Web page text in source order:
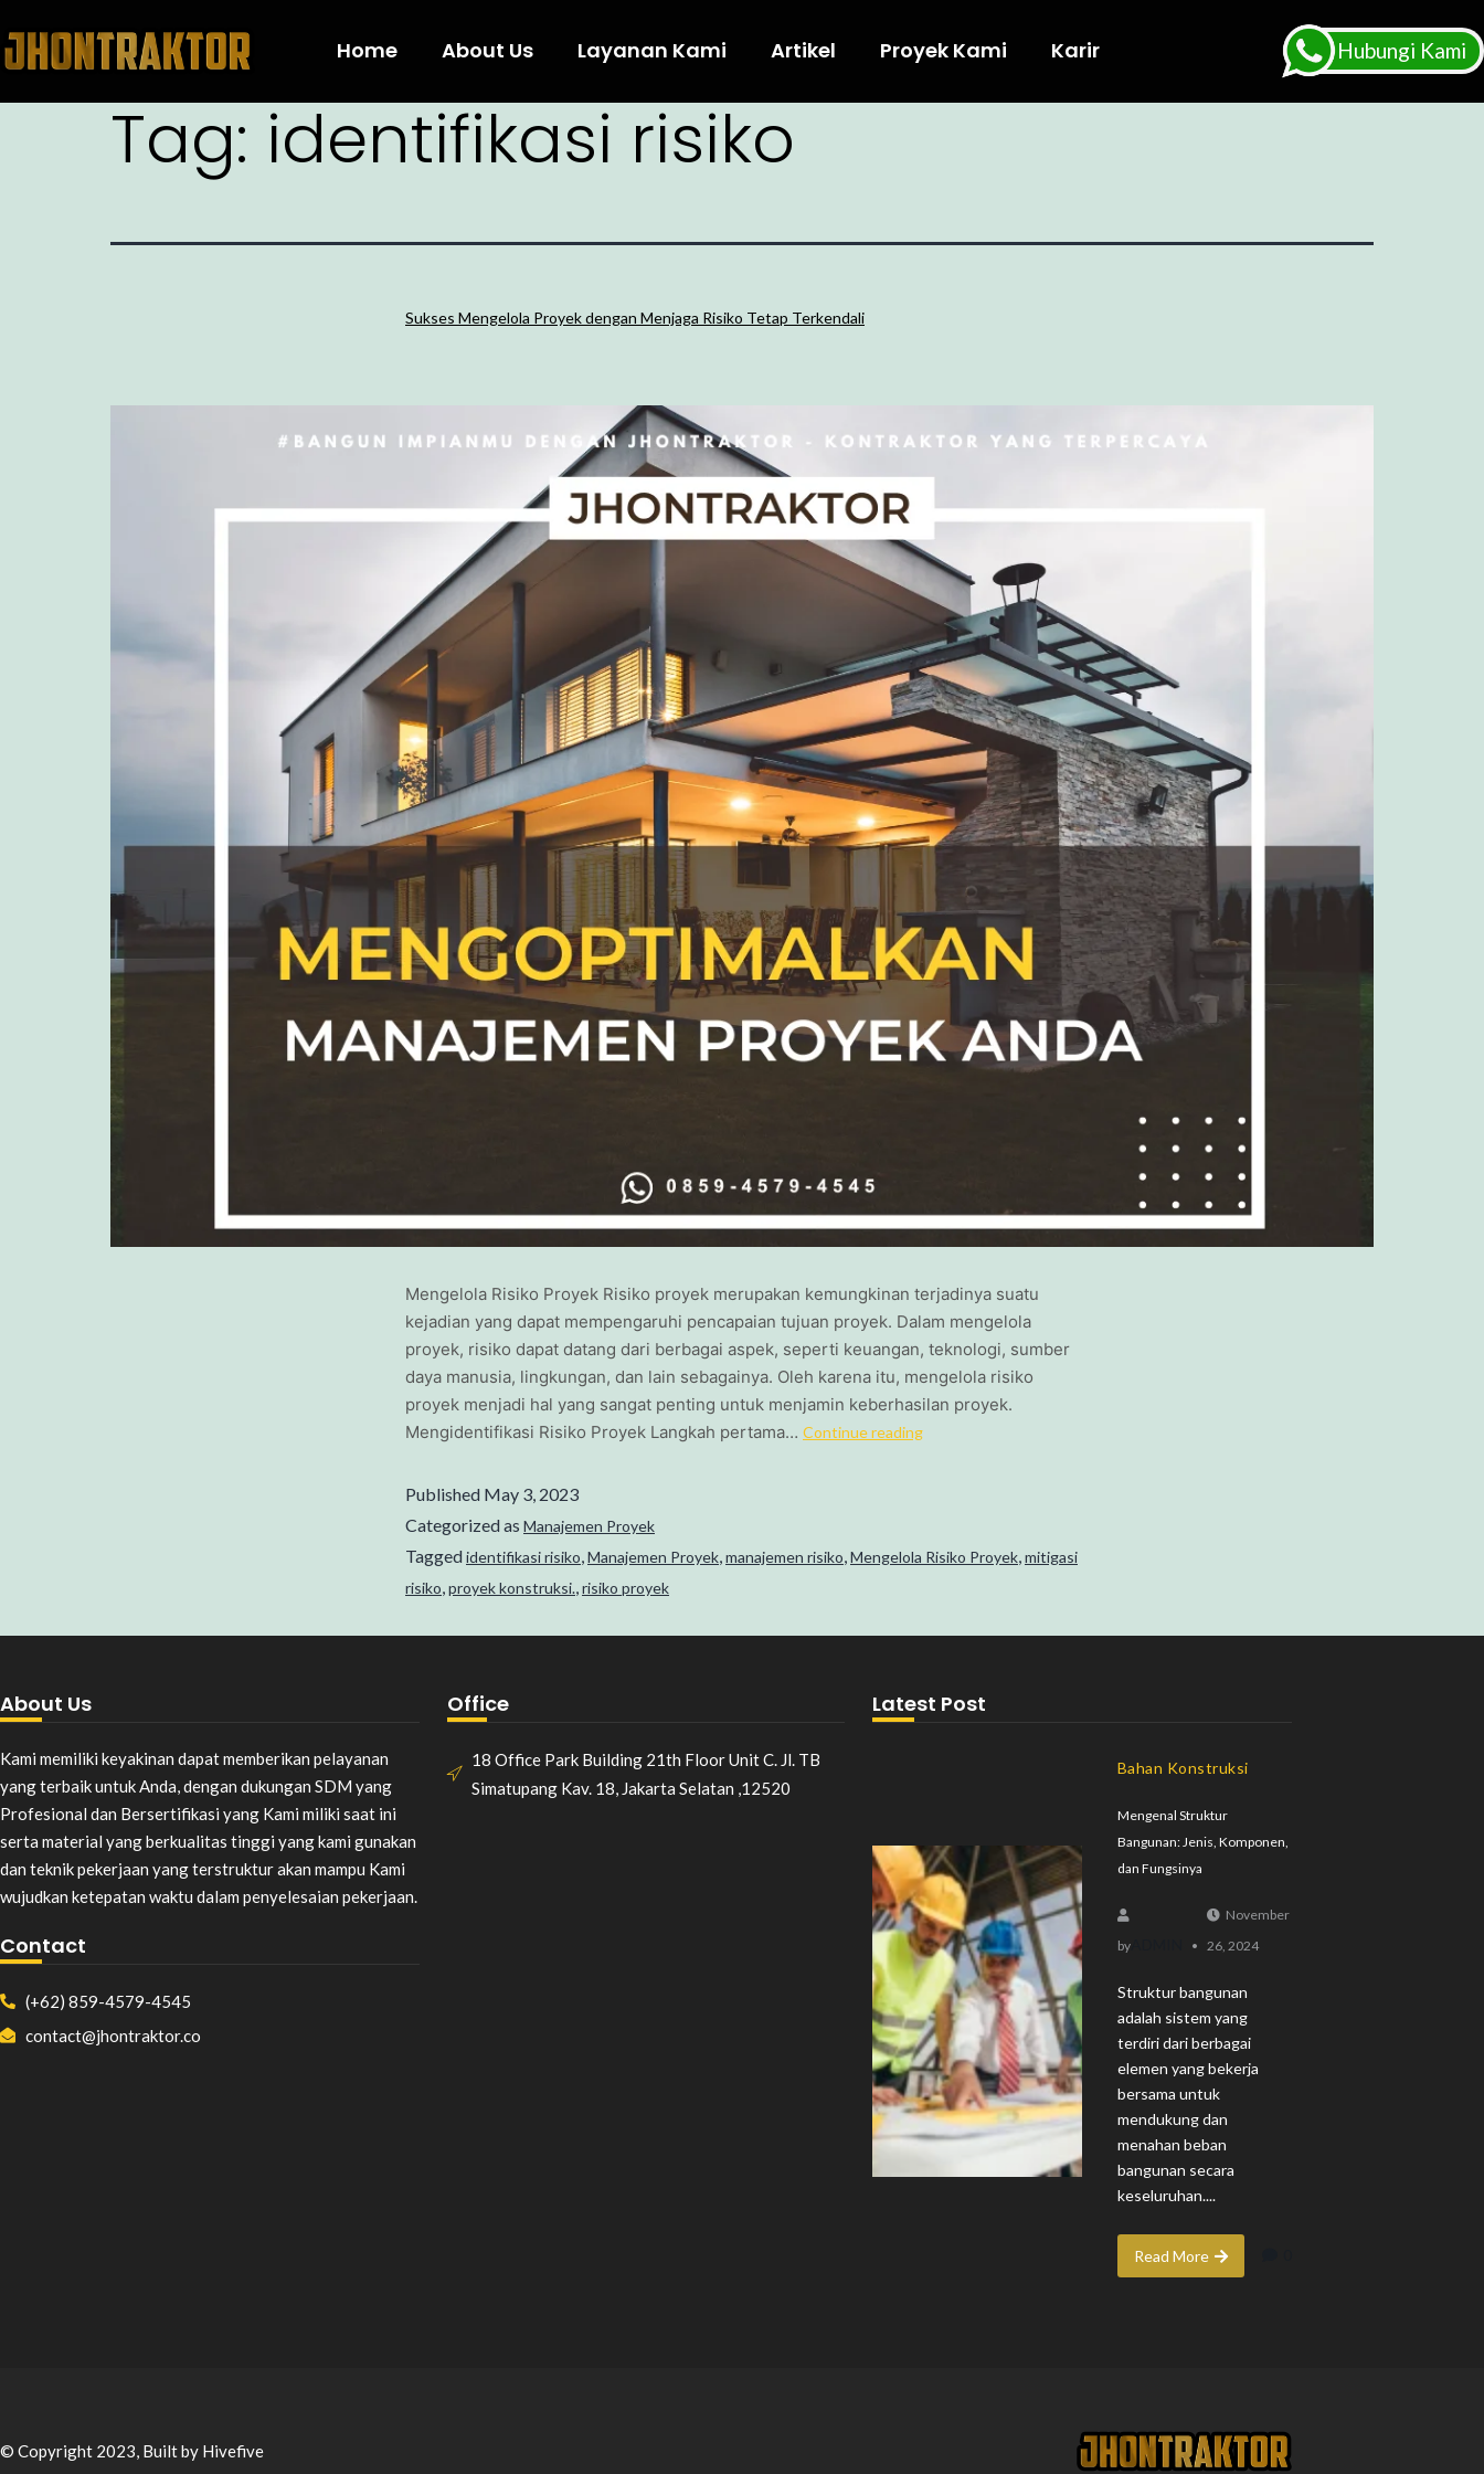
Home About Us Layanan Kami Artikel Proyek Kami Karir Hubungi Kami
Tag: identifikasi risiko
Sukses Mengelola Proyek dengan Menjaga Risiko Tetap Terkendali
Mengelola Risiko Proyek Risiko proyek merupakan kemungkinan terjadinya suatu
kejadian yang dapat mempengaruhi pencapaian tujuan proyek. Dalam mengelola
proyek, risiko dapat datang dari berbagai aspek, seperti keuangan, teknologi, sumber
daya manusia, lingkungan, dan lain sebagainya. Oleh karena itu, mengelola risiko
proyek menjadi hal yang sangat penting untuk menjamin keberhasilan proyek.
Mengidentifikasi Risiko Proyek Langkah pertama… Continue reading
Published May 3, 2023
Categorized as Manajemen Proyek
Taggedidentifikasi risiko,Manajemen Proyek,manajemen risiko,Mengelola Risiko Proyek,mitigasi
risiko,proyek konstruksi.,risiko proyek
About Us
Kami memiliki keyakinan dapat memberikan pelayanan
yang terbaik untuk Anda, dengan dukungan SDM yang
Profesional dan Bersertifikasi yang Kami miliki saat ini
serta material yang berkualitas tinggi yang kami gunakan
dan teknik pekerjaan yang terstruktur akan mampu Kami
wujudkan ketepatan waktu dalam penyelesaian pekerjaan.
Contact
(+62) 859-4579-4545
contact@jhontraktor.co
Office
18 Office Park Building 21th Floor Unit C. Jl. TB
Simatupang Kav. 18, Jakarta Selatan ,12520
Latest Post
Bahan Konstruksi
Mengenal Struktur
Bangunan: Jenis, Komponen,
dan Fungsinya
byADMIN
November
26, 2024
Struktur bangunan
adalah sistem yang
terdiri dari berbagai
elemen yang bekerja
bersama untuk
mendukung dan
menahan beban
bangunan secara
keseluruhan....
Read More
© Copyright 2023, Built by Hivefive